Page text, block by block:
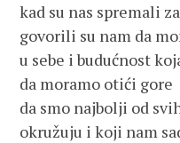
kad su nas spremali
govorili su nam da
u sebe i budućnost
da moramo otići gore
da smo najbolji od
okružuju i koji nam